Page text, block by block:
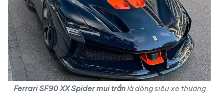
Ferrari SF90 XX Spider mui trầnlà dòng siêu xe thương